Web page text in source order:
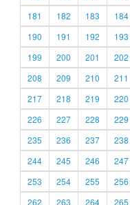
181
182 183 184
190
191 192 193
199
200 201 202
208
209 210 211
217
218 219 220
226
227 228 229
235
236 237 238
244
245 246 247
253
254 255 256
262
263 264 265